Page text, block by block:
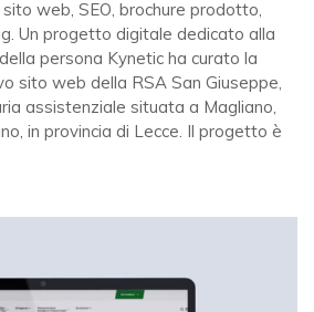
web, SEO, brochure prodotto,
Un progetto digitale dedicato alla
persona Kynetic ha curato la
sito web della RSA San Giuseppe,
assistenziale situata a Magliano,
in provincia di Lecce. Il progetto è